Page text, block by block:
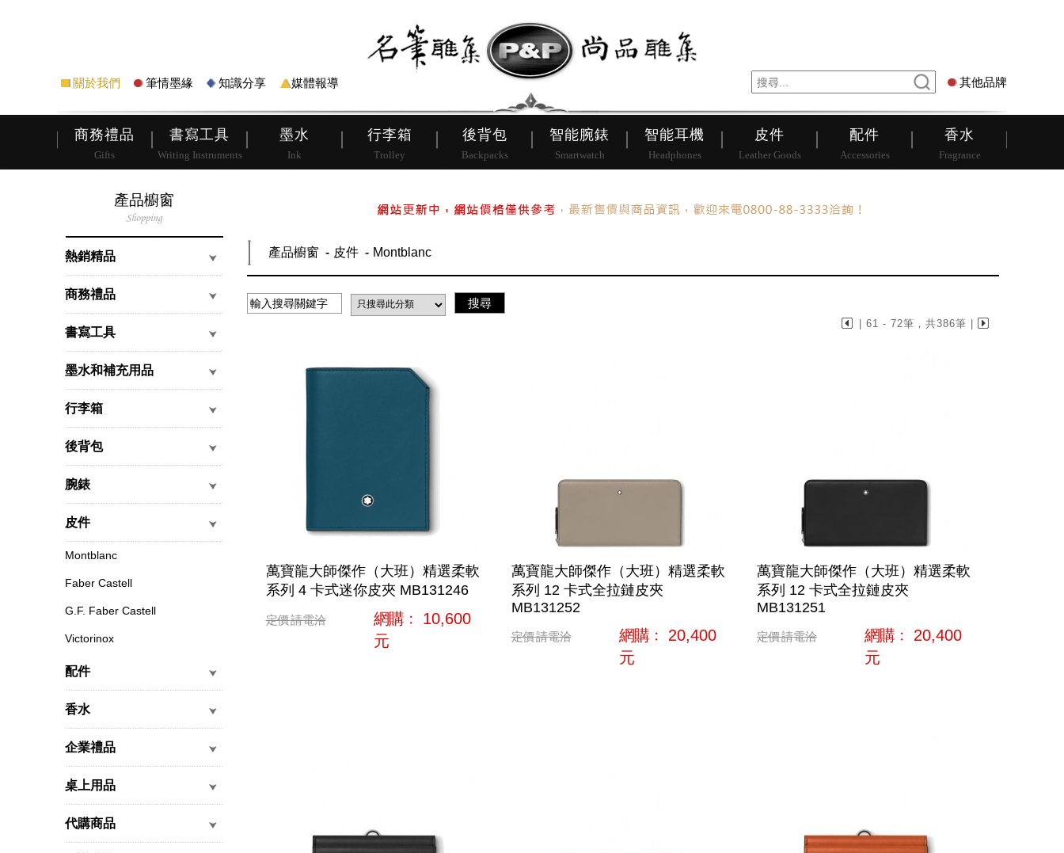
關於我們 筆情墨緣 知識分享 媒體報導 其他品牌
商務禮品
Gifts
書寫工具
Writing Instruments
墨水
Ink
行李箱
Trolley
後背包
Backpacks
智能腕錶
Smartwatch
智能耳機
Headphones
皮件
Leather Goods
配件
Accessories
香水
Fragrance
皮帶 行李箱 後背包
產品櫥窗
熱銷精品
商務禮品
書寫工具
墨水和補充用品
行李箱
後背包
腕錶
皮件
Montblanc
Faber Castell
G.F. Faber Castell
Victorinox
配件
香水
企業禮品
桌上用品
代購商品
產品櫥窗 皮件 Montblanc
| 61 - 72筆，共386筆 |
萬寶龍大師傑作（大班）精選柔軟
系列 4 卡式迷你皮夾 MB131246
定價請電洽 網購﹕ 10,600
元
萬寶龍大師傑作（大班）精選柔軟
系列 12 卡式全拉鏈皮夾
MB131252
定價請電洽 網購﹕ 20,400
元
萬寶龍大師傑作（大班）精選柔軟
系列 12 卡式全拉鏈皮夾
MB131251
定價請電洽 網購﹕ 20,400
元